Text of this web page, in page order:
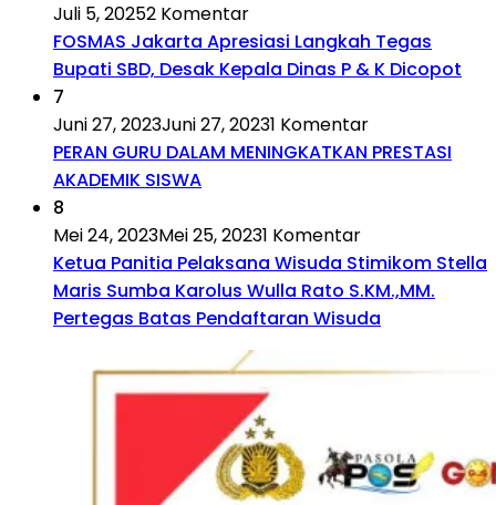
Juli 5, 20252 Komentar
FOSMAS Jakarta Apresiasi Langkah Tegas
Bupati SBD, Desak Kepala Dinas P & K Dicopot
7
Juni 27, 2023Juni 27, 20231 Komentar
PERAN GURU DALAM MENINGKATKAN PRESTASI
AKADEMIK SISWA
8
Mei 24, 2023Mei 25, 20231 Komentar
Ketua Panitia Pelaksana Wisuda Stimikom Stella
Maris Sumba Karolus Wulla Rato S.KM.,MM.
Pertegas Batas Pendaftaran Wisuda